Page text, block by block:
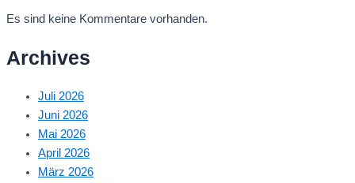
Es sind keine Kommentare vorhanden.
Archives
Juli 2026
Juni 2026
Mai 2026
April 2026
März 2026